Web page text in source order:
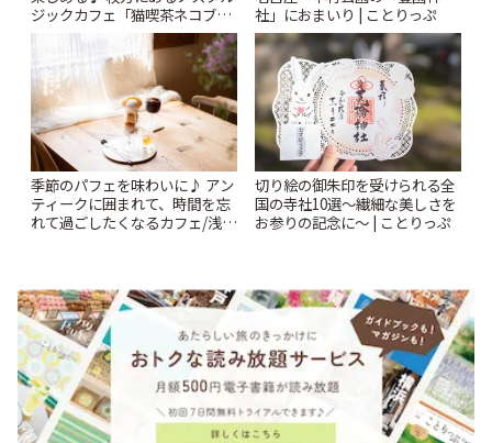
ジックカフェ「猫喫茶ネコブ」
| ことりっぷ
社」におまいり | ことりっぷ
季節のパフェを味わいに♪ アン
ティークに囲まれて、時間を忘
れて過ごしたくなるカフェ/浅草
切り絵の御朱印を受けられる全
国の寺社10選〜繊細な美しさを
お参りの記念に〜 | ことりっぷ